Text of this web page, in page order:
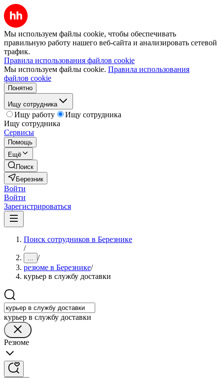
Мы используем файлы cookie, чтобы обеспечивать
правильную работу нашего веб-сайта и анализировать сетевой
трафик.
Правила использования файлов cookie
Мы используем файлы cookie. Правила использования
файлов cookie
Понятно
Ищу сотрудника
Ищу работу
Ищу сотрудника
Ищу сотрудника
Сервисы
Помощь
Ещё
Поиск
Березник
Войти
Войти
Зарегистрироваться
Поиск сотрудников в Березнике
/
... /
резюме в Березнике/
курьер в службу доставки
курьер в службу доставки
Резюме